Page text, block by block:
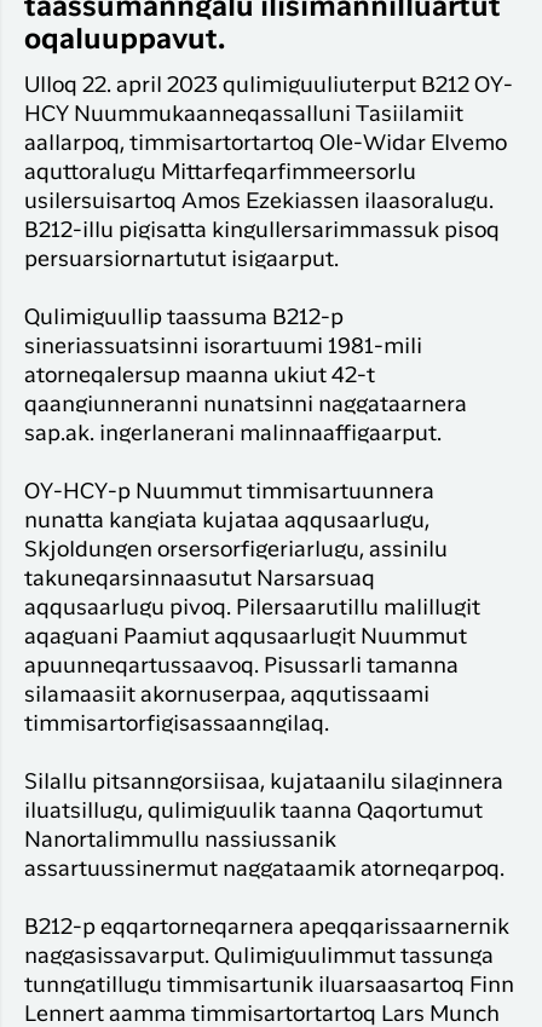
Suliffimmit
angalanerit
unnuinerillu
Har du glemt din adgangskode?
Ny Profil
Tilmeld dig gratis Club Timmisa og få en
masse eksklusive fordele. Læs mere om
klubben her.
taassumanngalu ilisimannilluartut
oqaluuppavut.
Ulloq 22. april 2023 qulimiguuliuterput B212 OY-
HCY Nuummukaanneqassalluni Tasiilamiit
aallarpoq, timmisartortartoq Ole-Widar Elvemo
aquttoralugu Mittarfeqarfimmeersorlu
usilersuisartoq Amos Ezekiassen ilaasoralugu.
B212-illu pigisatta kingullersarimmassuk pisoq
persuarsiornartutut isigaarput.
Qulimiguullip taassuma B212-p
sineriassuatsinni isorartuumi 1981-mili
atorneqalersup maanna ukiut 42-t
qaangiunneranni nunatsinni naggataarnera
sap.ak. ingerlanerani malinnaaffigaarput.
OY-HCY-p Nuummut timmisartuunnera
nunatta kangiata kujataa aqqusaarlugu,
Skjoldungen orsersorfigeriarlugu, assinilu
takuneqarsinnaasutut Narsarsuaq
aqqusaarlugu pivoq. Pilersaarutillu malillugit
aqaguani Paamiut aqqusaarlugit Nuummut
apuunneqartussaavoq. Pisussarli tamanna
silamaasiit akornuserpaa, aqqutissaami
timmisartorfigisassaanngilaq.
Silallu pitsanngorsiisaa, kujataanilu silaginnera
iluatsillugu, qulimiguulik taanna Qaqortumut
Nanortalimmullu nassiussanik
assartuussinermut naggataamik atorneqarpoq.
B212-p eqqartorneqarnera apeqqarissaarnernik
naggasissavarput. Qulimiguulimmut tassunga
tunngatillugu timmisartunik iluarsaasartoq Finn
Lennert aamma timmisartortartoq Lars Munch